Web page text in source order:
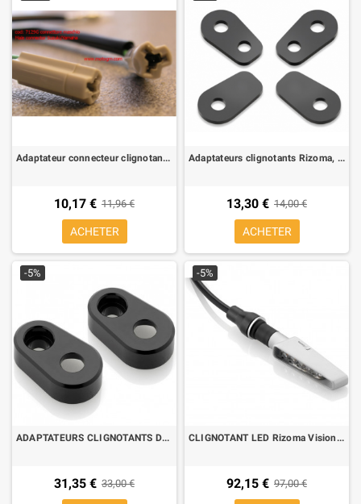
Adaptateur connecteur clignotant motò giaponese pour suzuki/Yamaha connecteur mal
10,17 € 11,96 €
ACHETER
Adaptateurs clignotants Rizoma, Ducati Monster 1100/696/Streetfighter, Yamaha R1 02-, R6 03-, FZ1/FZ6, XJ6,FZ8, MT-10
13,30 € 14,00 €
ACHETER
-5%
ADAPTATEURS CLIGNOTANTS Ducati Scrambler, Triumph Street Twin Rizoma FR231B
31,35 € 33,00 €
-5%
CLIGNOTANT LED Rizoma Vision (1 PIECE)
92,15 € 97,00 €